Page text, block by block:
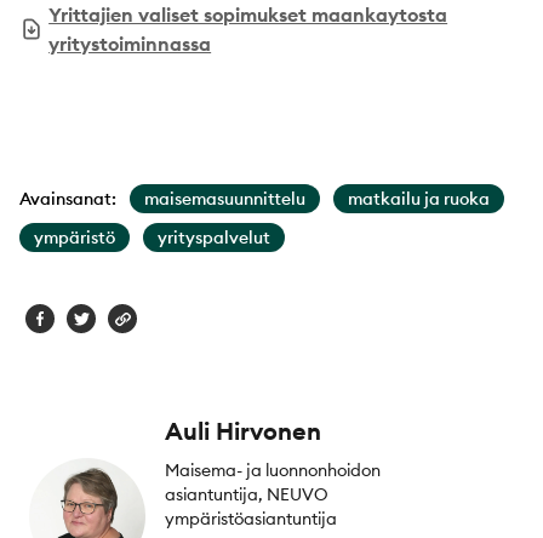
Yrittajien valiset sopimukset maankaytosta
yritystoiminnassa
Avainsanat: maisemasuunnittelu
matkailu ja ruoka
ympäristö
yrityspalvelut
Auli Hirvonen
Maisema- ja luonnonhoidon
asiantuntija, NEUVO
ympäristöasiantuntija